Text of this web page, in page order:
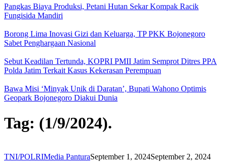
Pangkas Biaya Produksi, Petani Hutan Sekar Kompak Racik
Fungisida Mandiri
Borong Lima Inovasi Gizi dan Keluarga, TP PKK Bojonegoro
Sabet Penghargaan Nasional
Sebut Keadilan Tertunda, KOPRI PMII Jatim Semprot Ditres PPA
Polda Jatim Terkait Kasus Kekerasan Perempuan
Bawa Misi ‘Minyak Unik di Daratan’, Bupati Wahono Optimis
Geopark Bojonegoro Diakui Dunia
Tag: (1/9/2024).
TNI/POLRIMedia PanturaSeptember 1, 2024September 2, 2024